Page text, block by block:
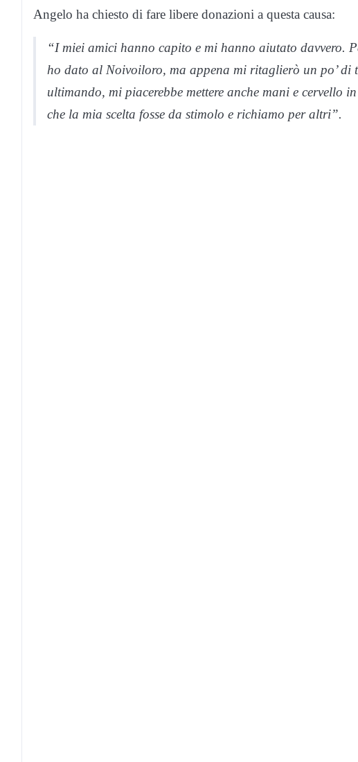
Angelo ha chiesto di fare libere donazioni a questa causa:
“I miei amici hanno capito e mi hanno aiutato davvero.
ho dato al Noivoiloro, ma appena mi ritaglierò un po’ di
ultimando, mi piacerebbe mettere anche mani e cervello
che la mia scelta fosse da stimolo e richiamo per altri”.